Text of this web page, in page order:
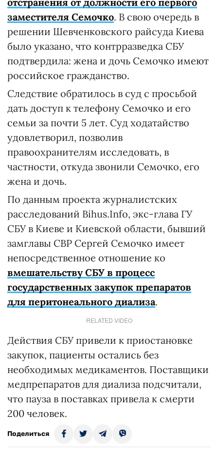
заместителя Семочко. В свою очередь в
решении Шевченковского райсуда Киева
было указано, что контрразведка СБУ
подтвердила: жена и дочь Семочко имеют
российское гражданство.
Следствие обратилось в суд с просьбой
дать доступ к телефону Семочко и его
семьи за почти 5 лет. Суд ходатайство
удовлетворил, позволив
правоохранителям исследовать, в
частности, откуда звонили Семочко, его
жена и дочь.
По данным проекта журналистских
расследований Bihus.Info, экс-глава ГУ
СБУ в Киеве и Киевской области, бывший
замглавы СВР Сергей Семочко имеет
непосредственное отношение ко
вмешательству СБУ в процесс
государственных закупок препаратов
для перитонеального диализа.
RELATED VIDEO
Действия СБУ привели к приостановке
закупок, пациенты остались без
необходимых медикаментов. Поставщики
медпрепаратов для диализа подсчитали,
что пауза в поставках привела к смерти
200 человек.
Поделиться